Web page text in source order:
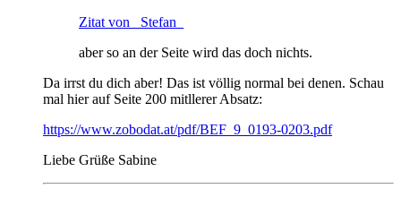
Zitat von _Stefan_
aber so an der Seite wird das doch nichts.
Da irrst du dich aber! Das ist völlig normal bei denen. Schau
mal hier auf Seite 200 mitllerer Absatz:
https://www.zobodat.at/pdf/BEF_9_0193-0203.pdf
Liebe Grüße Sabine